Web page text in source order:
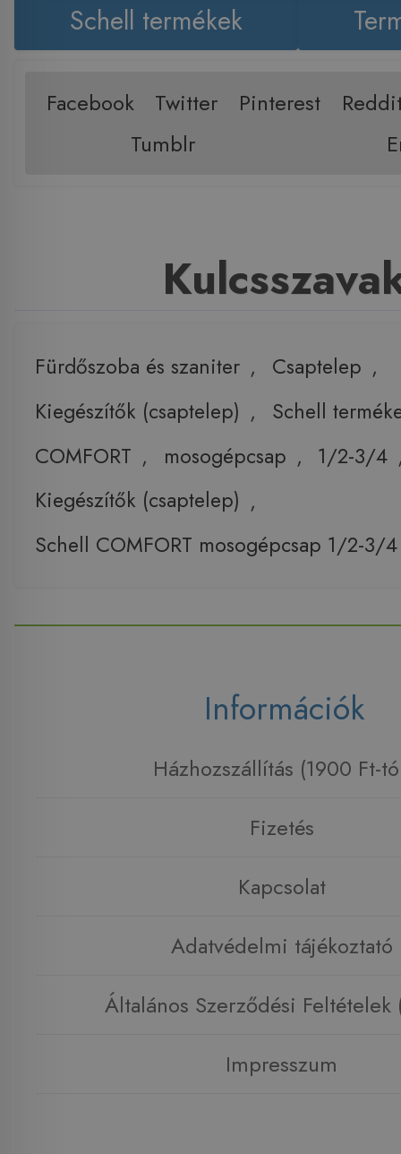
Schell termékek
Facebook Twitter Pinterest
Tumblr
Fürdőszoba és szaniter , Csaptelep ,
Kiegészítők (csaptelep) ,
Schell
COMFORT , mosogépcsap , 1/2-3/4
Kiegészítők (csaptelep) ,
Schell COMFORT mosogépcsap 1/2-3/
Információk
Házhozszállítás (1900 Ft-
Fizetés
Kapcsolat
Adatvédelmi tájékoztató
Általános Szerződési Feltételek
Impresszum